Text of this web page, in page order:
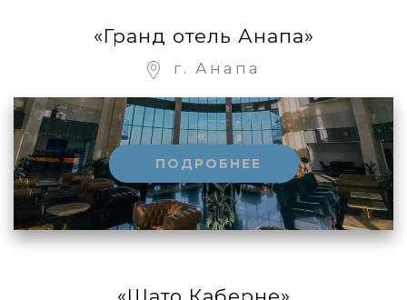
«Гранд отель Анапа»
г. Анапа
ПОДРОБНЕЕ